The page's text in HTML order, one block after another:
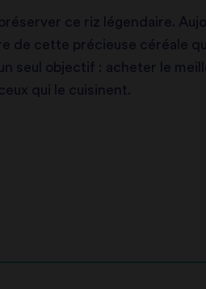
ce riz légendaire.
de cette précieuse céréale
seul objectif : acheter le
qui le cuisinent.